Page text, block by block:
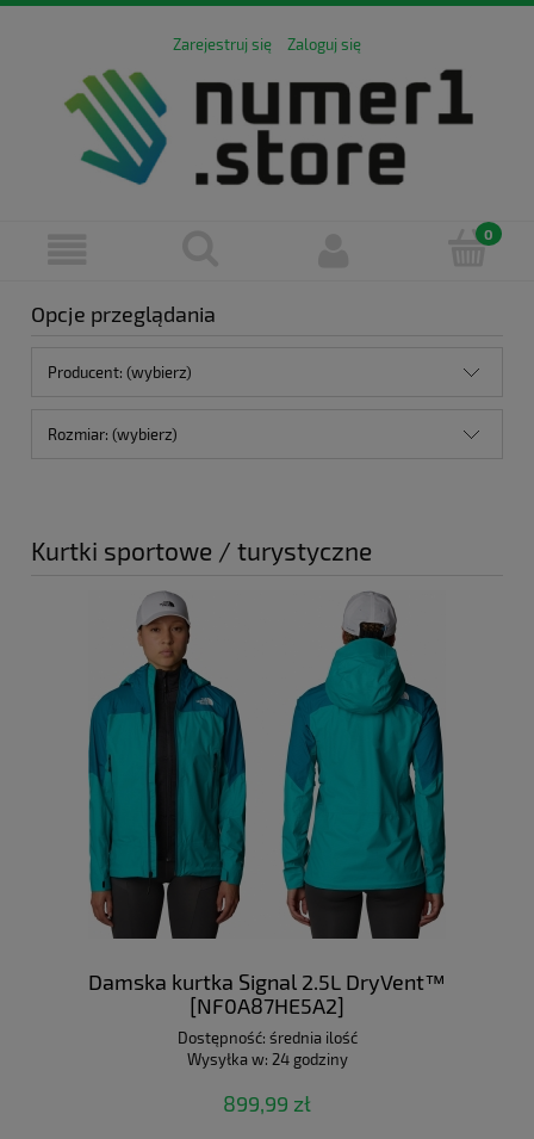
Zarejestruj się Zaloguj się
Opcje przeglądania
Producent: (wybierz)
Rozmiar: (wybierz)
Kurtki sportowe / turystyczne
Damska kurtka Signal 2.5L DryVent™
[NF0A87HE5A2]
Dostępność: średnia ilość
Wysyłka w: 24 godziny
899,99 zł